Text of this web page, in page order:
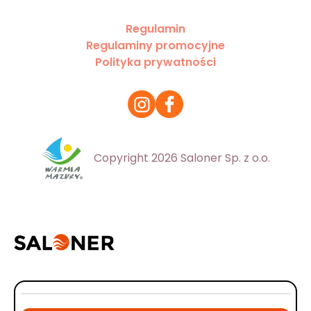
Regulamin
Regulaminy promocyjne
Polityka prywatności
Copyright 2026 Saloner Sp. z o.o.